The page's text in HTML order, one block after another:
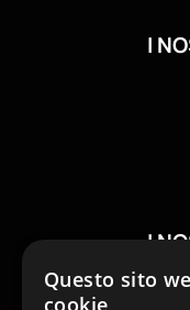
I
I
Questo sito
cookie